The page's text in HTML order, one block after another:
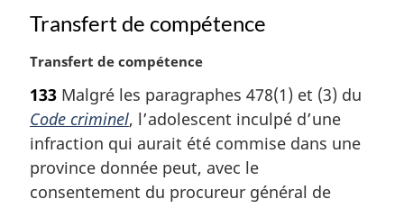
a
e
:
Transfert de compétence
N
t
e
m
a
r
g
Transfert de compétence
133 Malgré les paragraphes 478(1) et (3) du
Code criminel, l’adolescent inculpé d’une
infraction qui aurait été commise dans une
province donnée peut, avec le
consentement du procureur général de